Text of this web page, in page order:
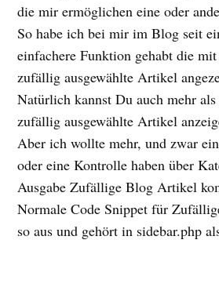
die mir ermöglichen eine oder
So habe ich bei mir im Blog seit
einfachere Funktion gehabt die
zufällig ausgewählte Artikel
Natürlich kannst Du auch mehr
zufällig ausgewählte Artikel
Aber ich wollte mehr, und zwar
oder eine Kontrolle haben über
Ausgabe Zufällige Blog Artikel
Normale Code Snippet für
so aus und gehört in sidebar.php